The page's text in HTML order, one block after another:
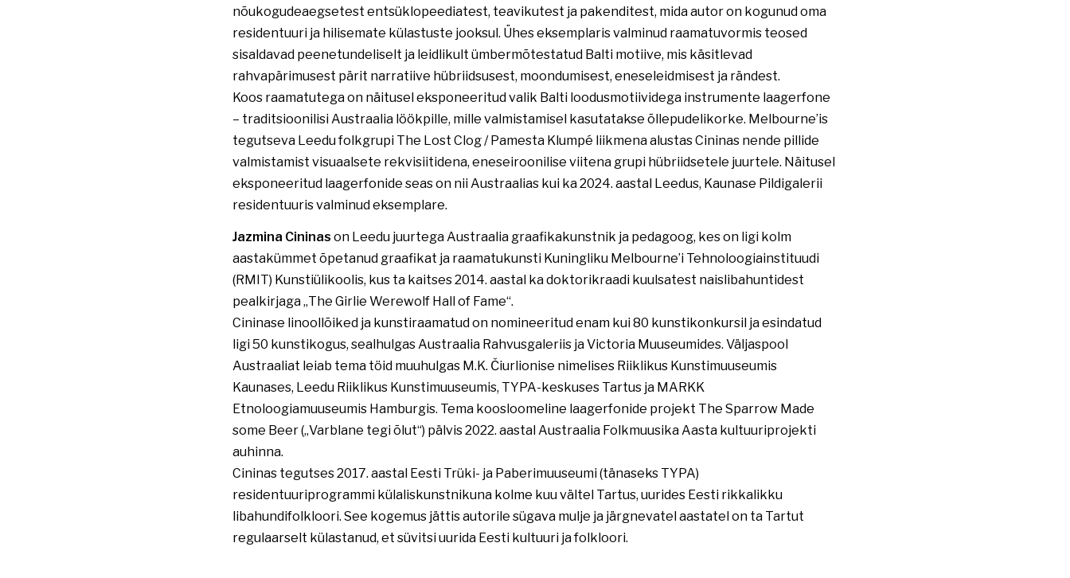
nõukogudeaegsetest entsüklopeediatest, teavikutest ja pakenditest, mida autor on kogunud oma
residentuuri ja hilisemate külastuste jooksul. Ühes eksemplaris valminud raamatuvormis teosed
sisaldavad peenetundeliselt ja leidlikult ümbermõtestatud Balti motiive, mis käsitlevad
rahvapärimusest pärit narratiive hübriidsusest, moondumisest, eneseleidmisest ja rändest.
Koos raamatutega on näitusel eksponeeritud valik Balti loodusmotiividega instrumente laagerfone
– traditsioonilisi Austraalia löökpille, mille valmistamisel kasutatakse õllepudelikorke. Melbourne’is
tegutseva Leedu folkgrupi The Lost Clog / Pamesta Klumpé liikmena alustas Cininas nende pillide
valmistamist visuaalsete rekvisiitidena, eneseiroonilise viitena grupi hübriidsetele juurtele. Näitusel
eksponeeritud laagerfonide seas on nii Austraalias kui ka 2024. aastal Leedus, Kaunase Pildigalerii
residentuuris valminud eksemplare.
Jazmina Cininas on Leedu juurtega Austraalia graafikakunstnik ja pedagoog, kes on ligi kolm
aastakümmet õpetanud graafikat ja raamatukunsti Kuningliku Melbourne’i Tehnoloogiainstituudi
(RMIT) Kunstiülikoolis, kus ta kaitses 2014. aastal ka doktorikraadi kuulsatest naislibahuntidest
pealkirjaga „The Girlie Werewolf Hall of Fame“.
Cininase linoollõiked ja kunstiraamatud on nomineeritud enam kui 80 kunstikonkursil ja esindatud
ligi 50 kunstikogus, sealhulgas Austraalia Rahvusgaleriis ja Victoria Muuseumides. Väljaspool
Austraaliat leiab tema töid muuhulgas M.K. Čiurlionise nimelises Riiklikus Kunstimuuseumis
Kaunases, Leedu Riiklikus Kunstimuuseumis, TYPA-keskuses Tartus ja MARKK
Etnoloogiamuuseumis Hamburgis. Tema koosloomeline laagerfonide projekt The Sparrow Made
some Beer („Varblane tegi õlut“) pälvis 2022. aastal Austraalia Folkmuusika Aasta kultuuriprojekti
auhinna.
Cininas tegutses 2017. aastal Eesti Trüki- ja Paberimuuseumi (tänaseks TYPA)
residentuuriprogrammi külaliskunstnikuna kolme kuu vältel Tartus, uurides Eesti rikkalikku
libahundifolkloori. See kogemus jättis autorile sügava mulje ja järgnevatel aastatel on ta Tartut
regulaarselt külastanud, et süvitsi uurida Eesti kultuuri ja folkloori.